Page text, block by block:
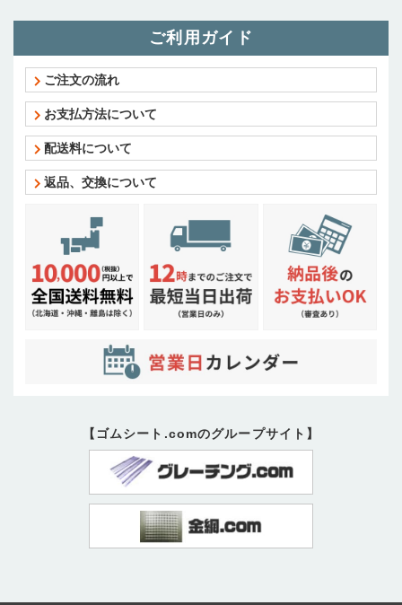
ご利用ガイド
ご注文の流れ
お支払方法について
配送料について
返品、交換について
【ゴムシート.comのグループサイト】